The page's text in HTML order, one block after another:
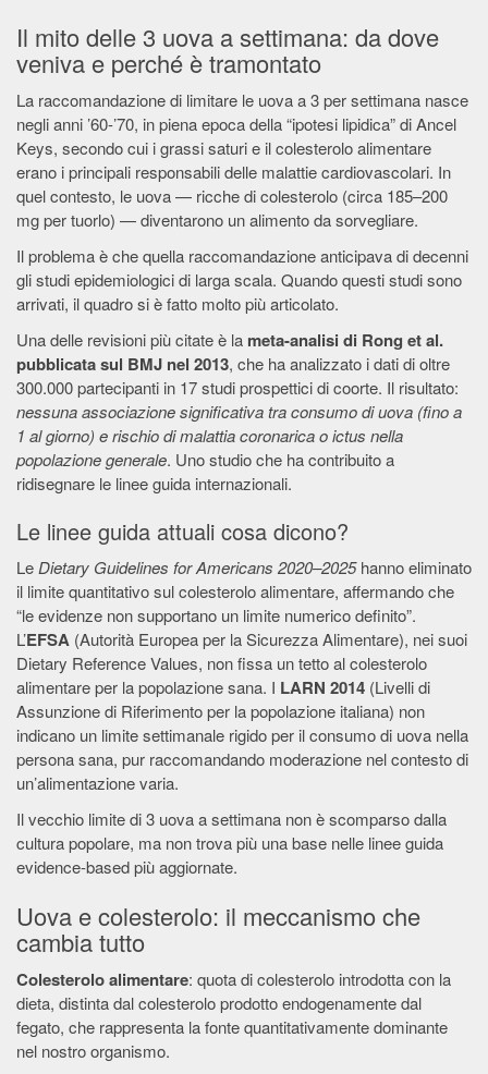
Il mito delle 3 uova a settimana: da dove
veniva e perché è tramontato
La raccomandazione di limitare le uova a 3 per settimana nasce
negli anni ’60-’70, in piena epoca della “ipotesi lipidica” di Ancel
Keys, secondo cui i grassi saturi e il colesterolo alimentare
erano i principali responsabili delle malattie cardiovascolari. In
quel contesto, le uova — ricche di colesterolo (circa 185–200
mg per tuorlo) — diventarono un alimento da sorvegliare.
Il problema è che quella raccomandazione anticipava di decenni
gli studi epidemiologici di larga scala. Quando questi studi sono
arrivati, il quadro si è fatto molto più articolato.
Una delle revisioni più citate è la meta-analisi di Rong et al.
pubblicata sul BMJ nel 2013, che ha analizzato i dati di oltre
300.000 partecipanti in 17 studi prospettici di coorte. Il risultato:
nessuna associazione significativa tra consumo di uova (fino a
1 al giorno) e rischio di malattia coronarica o ictus nella
popolazione generale. Uno studio che ha contribuito a
ridisegnare le linee guida internazionali.
Le linee guida attuali cosa dicono?
Le Dietary Guidelines for Americans 2020–2025hanno eliminato
il limite quantitativo sul colesterolo alimentare, affermando che
“le evidenze non supportano un limite numerico definito”.
L’EFSA (Autorità Europea per la Sicurezza Alimentare), nei suoi
Dietary Reference Values, non fissa un tetto al colesterolo
alimentare per la popolazione sana. I LARN 2014 (Livelli di
Assunzione di Riferimento per la popolazione italiana) non
indicano un limite settimanale rigido per il consumo di uova nella
persona sana, pur raccomandando moderazione nel contesto di
un’alimentazione varia.
Il vecchio limite di 3 uova a settimana non è scomparso dalla
cultura popolare, ma non trova più una base nelle linee guida
evidence-based più aggiornate.
Uova e colesterolo: il meccanismo che
cambia tutto
Colesterolo alimentare: quota di colesterolo introdotta con la
dieta, distinta dal colesterolo prodotto endogenamente dal
fegato, che rappresenta la fonte quantitativamente dominante
nel nostro organismo.